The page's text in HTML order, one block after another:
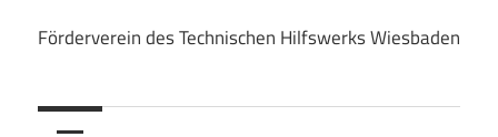
Inhalt
THOW
Wiesbaden
Förderverein des Technischen Hilfswerks Wiesbaden